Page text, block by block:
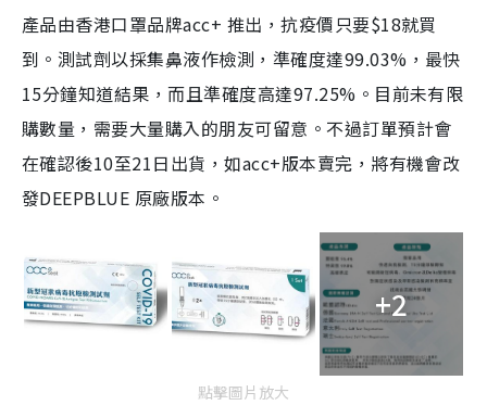
產品由香港口罩品牌acc+ 推出，抗疫價只要$18就買
到。測試劑以採集鼻液作檢測，準確度達99.03%，最快
15分鐘知道結果，而且準確度高達97.25%。目前未有限
購數量，需要大量購入的朋友可留意。不過訂單預計會
在確認後10至21日出貨，如acc+版本賣完，將有機會改
發DEEPBLUE 原廠版本。
+2
點擊圖片放大